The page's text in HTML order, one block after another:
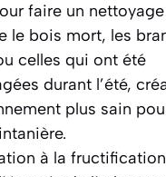
faire un
le bois mort, les
celles qui ont été
durant l’été,
plus sain
à la